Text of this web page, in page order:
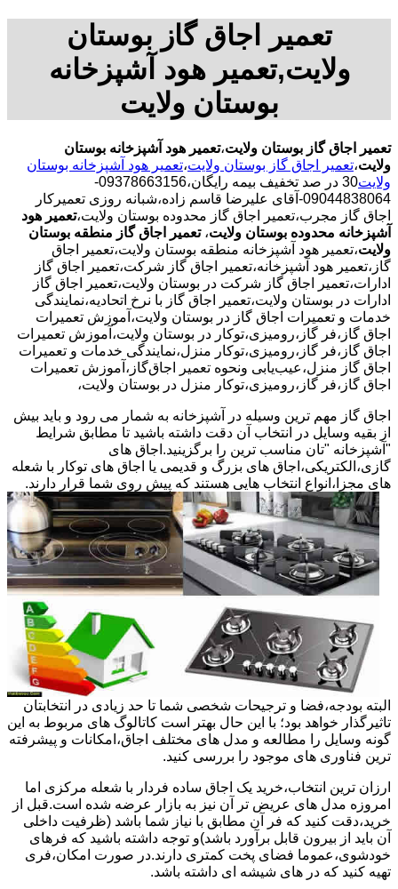
تعمیر اجاق گاز بوستان
ولایت,تعمیر هود آشپزخانه
بوستان ولایت
تعمیر اجاق گاز بوستان ولایت،تعمیر هود آشپزخانه بوستان
ولایت،تعمیر اجاق گاز بوستان ولایت،تعمیر هود آشپزخانه بوستان
ولایت
30 در صد تخفیف بیمه رایگان،09378663156-
09044838064-آقای علیرضا قاسم زاده،شبانه روزی تعمیرکار
اجاق گاز مجرب،تعمیر اجاق گاز محدوده بوستان ولایت،تعمیر هود
آشپزخانه محدوده بوستان ولایت، تعمیر اجاق گاز منطقه بوستان
ولایت،تعمیر هود آشپزخانه منطقه بوستان ولایت،تعمیر اجاق
گاز،تعمیر هود آشپزخانه،تعمیر اجاق گاز شرکت،تعمیر اجاق گاز
ادارات،تعمیر اجاق گاز شرکت در بوستان ولایت،تعمیر اجاق گاز
ادارات در بوستان ولایت،تعمیر اجاق گاز با نرخ اتحادیه،نمایندگی
خدمات و تعمیرات اجاق گاز در بوستان ولایت،آموزش تعمیرات
اجاق گاز،فر گاز،رومیزی،توکار در بوستان ولایت،آموزش تعمیرات
اجاق گاز،فر گاز،رومیزی،توکار منزل،نمایندگی خدمات و تعمیرات
اجاق گاز منزل،عیب‌یابی ونحوه تعمیر اجاق‌گاز،آموزش تعمیرات
اجاق گاز،فر گاز،رومیزی،توکار منزل در بوستان ولایت،
اجاق گاز مهم ترین وسیله در آشپزخانه به شمار می رود و باید بیش
از بقیه وسایل در انتخاب آن دقت داشته باشید تا مطابق شرایط
"آشپزخانه "تان مناسب ترین را برگزینید.اجاق های
گازی،الکتریکی،اجاق های بزرگ و قدیمی یا اجاق های توکار با شعله
های مجزا،انواع انتخاب هایی هستند که پیش روی شما قرار دارند.
البته بودجه،فضا و ترجیحات شخصی شما تا حد زیادی در انتخابتان
تاثیرگذار خواهد بود؛ با این حال بهتر است کاتالوگ های مربوط به این
گونه وسایل را مطالعه و مدل های مختلف اجاق،امکانات و پیشرفته
ترین فناوری های موجود را بررسی کنید.
ارزان ترین انتخاب،خرید یک اجاق ساده فردار با شعله مرکزی اما
امروزه مدل های عریض تر آن نیز به بازار عرضه شده است.قبل از
خرید،دقت کنید که فر آن مطابق با نیاز شما باشد (ظرفیت داخلی
آن باید از بیرون قابل برآورد باشد)و توجه داشته باشید که فرهای
خودشوی،عموما فضای پخت کمتری دارند.در صورت امکان،فری
تهیه کنید که در های شیشه ای داشته باشد.